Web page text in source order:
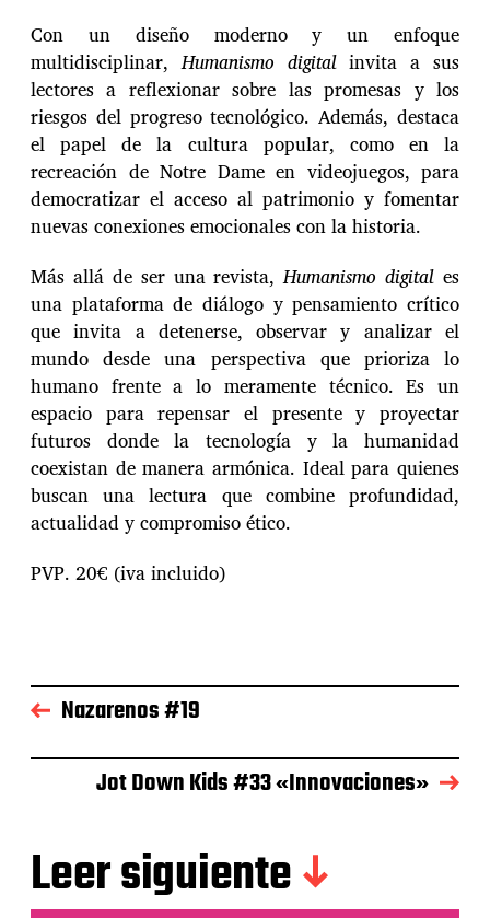
Con un diseño moderno y un enfoque
multidisciplinar,Humanismo digitalinvita a sus
lectores a reflexionar sobre las promesas y los
riesgos del progreso tecnológico. Además, destaca
el papel de la cultura popular, como en la
recreación de Notre Dame en videojuegos, para
democratizar el acceso al patrimonio y fomentar
nuevas conexiones emocionales con la historia.
Más allá de ser una revista,Humanismo digital es
una plataforma de diálogo y pensamiento crítico
que invita a detenerse, observar y analizar el
mundo desde una perspectiva que prioriza lo
humano frente a lo meramente técnico. Es un
espacio para repensar el presente y proyectar
futuros donde la tecnología y la humanidad
coexistan de manera armónica. Ideal para quienes
buscan una lectura que combine profundidad,
actualidad y compromiso ético.
PVP. 20€ (iva incluido)
Nazarenos #19
Jot Down Kids #33 «Innovaciones»
Leer siguiente